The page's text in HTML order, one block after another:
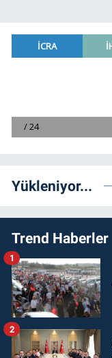
Yükleniyor...
Trend Haberler
1
2